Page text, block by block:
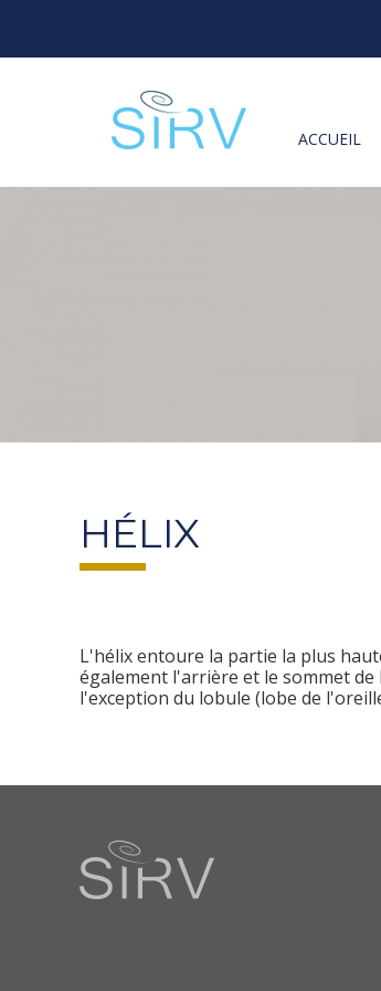
ACCUEIL
HÉLIX
L'hélix entoure la partie la plus
également l'arrière et le sommet
l'exception du lobule (lobe de